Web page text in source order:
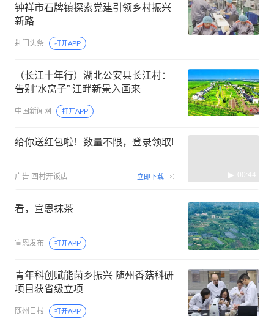
钟祥市石牌镇探索党建引领乡村振兴
新路
荆门头条 打开APP
（长江十年行）湖北公安县长江村：
告别“水窝子” 江畔新景入画来
中国新闻网 打开APP
给你送红包啦！数量不限，登录领取!
广告 回村开饭店 立即下载 00:44
看，宣恩抹茶
宣恩发布 打开APP
青年科创赋能菌乡振兴 随州香菇科研
项目获省级立项
随州日报 打开APP